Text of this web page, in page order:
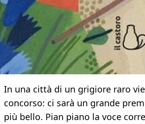
In una città di un grigiore raro
concorso: ci sarà un grande
più bello. Pian piano la voce